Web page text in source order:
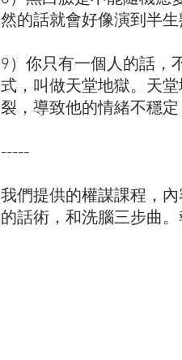
然的話就會好像演到半生
9）你只有一個人的話，
式，叫做天堂地獄。天
裂，導致他的情緒不穩定
-----
我們提供的權謀課程，
的話術，和洗腦三步曲。